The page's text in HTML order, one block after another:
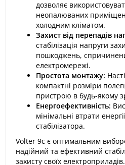
дозволяє
неопалюваних
холодним кліматом.
Захист від перепадів
стабілізація напруги
пошкоджень,
електромережі.
Простота монтажу:
компактні розміри
пристрою в будь-якому
Енергоефективність:
мінімальні втрати
стабілізатора.
Volter 9с є оптимальним
надійний та ефективний
захисту своїх